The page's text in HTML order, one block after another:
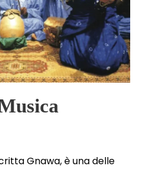
Gnawa, è una delle